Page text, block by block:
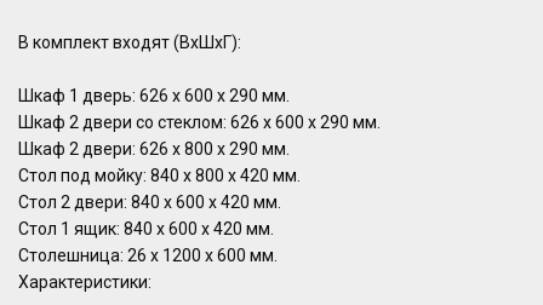
В комплект входят (ВхШхГ):
Шкаф 1 дверь: 626 х 600 х 290 мм.
Шкаф 2 двери со стеклом: 626 х 600 х 290 мм.
Шкаф 2 двери: 626 х 800 х 290 мм.
Стол под мойку: 840 х 800 х 420 мм.
Стол 2 двери: 840 х 600 х 420 мм.
Стол 1 ящик: 840 х 600 х 420 мм.
Столешница: 26 х 1200 х 600 мм.
Характеристики: